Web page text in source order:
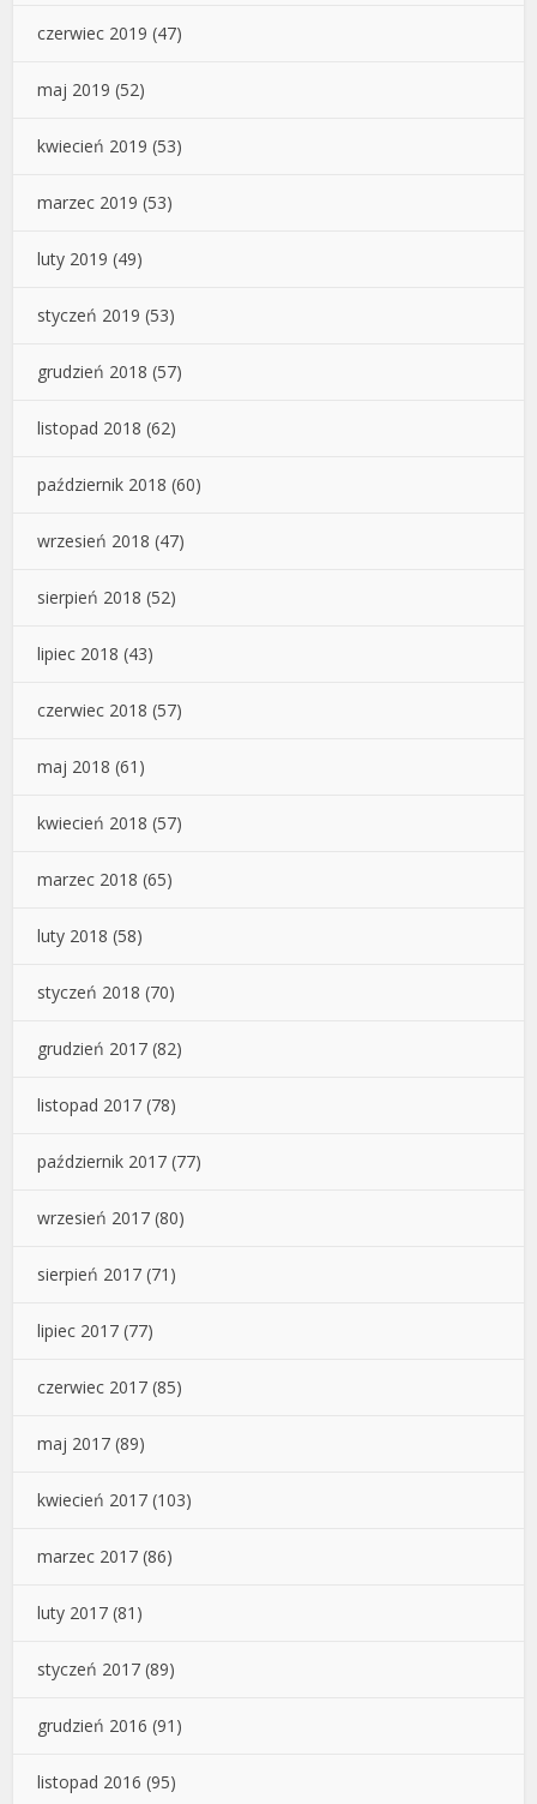
czerwiec 2019 (47)
maj 2019 (52)
kwiecień 2019 (53)
marzec 2019 (53)
luty 2019 (49)
styczeń 2019 (53)
grudzień 2018 (57)
listopad 2018 (62)
październik 2018 (60)
wrzesień 2018 (47)
sierpień 2018 (52)
lipiec 2018 (43)
czerwiec 2018 (57)
maj 2018 (61)
kwiecień 2018 (57)
marzec 2018 (65)
luty 2018 (58)
styczeń 2018 (70)
grudzień 2017 (82)
listopad 2017 (78)
październik 2017 (77)
wrzesień 2017 (80)
sierpień 2017 (71)
lipiec 2017 (77)
czerwiec 2017 (85)
maj 2017 (89)
kwiecień 2017 (103)
marzec 2017 (86)
luty 2017 (81)
styczeń 2017 (89)
grudzień 2016 (91)
listopad 2016 (95)